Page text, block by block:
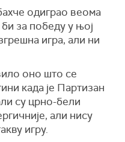
одиграо веома
за победу у њој
игра, али ни
оно што се
када је Партизан
су црно-бели
али нису
игру.